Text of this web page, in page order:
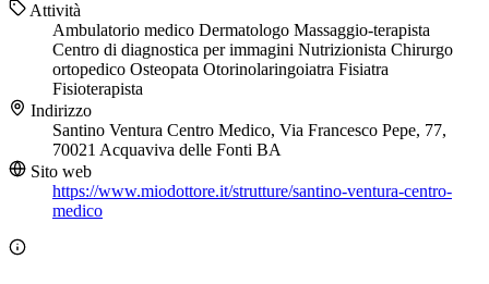
Attività
Ambulatorio medico Dermatologo Massaggio-terapista
Centro di diagnostica per immagini Nutrizionista Chirurgo
ortopedico Osteopata Otorinolaringoiatra Fisiatra
Fisioterapista
Indirizzo
Santino Ventura Centro Medico, Via Francesco Pepe, 77,
70021 Acquaviva delle Fonti BA
Sito web
https://www.miodottore.it/strutture/santino-ventura-centro-
medico